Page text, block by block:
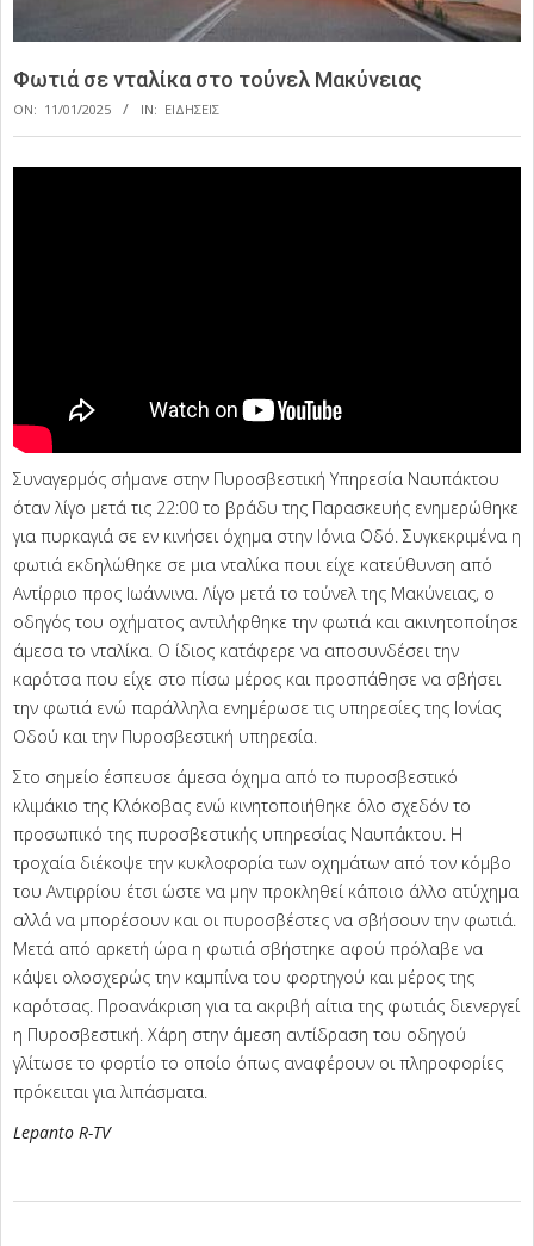
Φωτιά σε νταλίκα στο τούνελ Μακύνειας
ON: 11/01/2025 IN: ΕΙΔΗΣΕΙΣ
Συναγερμός σήμανε στην Πυροσβεστική Υπηρεσία Ναυπάκτου
όταν λίγο μετά τις 22:00 το βράδυ της Παρασκευής ενημερώθηκε
για πυρκαγιά σε εν κινήσει όχημα στην Ιόνια Οδό. Συγκεκριμένα η
φωτιά εκδηλώθηκε σε μια νταλίκα πουι είχε κατεύθυνση από
Αντίρριο προς Ιωάννινα. Λίγο μετά το τούνελ της Μακύνειας, ο
οδηγός του οχήματος αντιλήφθηκε την φωτιά και ακινητοποίησε
άμεσα το νταλίκα. Ο ίδιος κατάφερε να αποσυνδέσει την
καρότσα που είχε στο πίσω μέρος και προσπάθησε να σβήσει
την φωτιά ενώ παράλληλα ενημέρωσε τις υπηρεσίες της Ιονίας
Οδού και την Πυροσβεστική υπηρεσία.
Στο σημείο έσπευσε άμεσα όχημα από το πυροσβεστικό
κλιμάκιο της Κλόκοβας ενώ κινητοποιήθηκε όλο σχεδόν το
προσωπικό της πυροσβεστικής υπηρεσίας Ναυπάκτου. Η
τροχαία διέκοψε την κυκλοφορία των οχημάτων από τον κόμβο
του Αντιρρίου έτσι ώστε να μην προκληθεί κάποιο άλλο ατύχημα
αλλά να μπορέσουν και οι πυροσβέστες να σβήσουν την φωτιά.
Μετά από αρκετή ώρα η φωτιά σβήστηκε αφού πρόλαβε να
κάψει ολοσχερώς την καμπίνα του φορτηγού και μέρος της
καρότσας. Προανάκριση για τα ακριβή αίτια της φωτιάς διενεργεί
η Πυροσβεστική. Χάρη στην άμεση αντίδραση του οδηγού
γλίτωσε το φορτίο το οποίο όπως αναφέρουν οι πληροφορίες
πρόκειται για λιπάσματα.
Lepanto R-TV